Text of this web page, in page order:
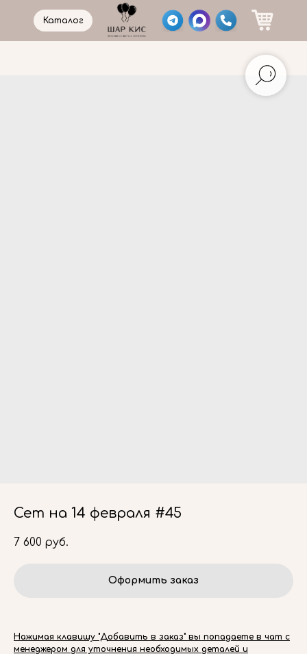
Каталог
Сет на 14 февраля #45
7 600 руб.
Оформить заказ
Нажимая клавишу "Добавить в заказ" вы попадаете в чат с
менеджером для уточнения необходимых деталей и